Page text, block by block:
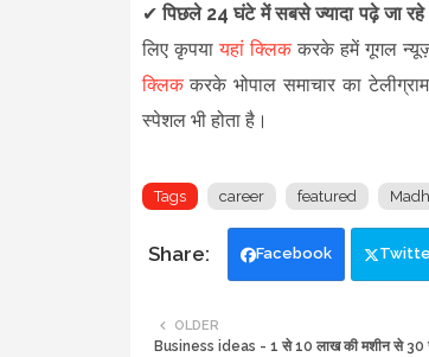
✔ पिछले 24 घंटे में सबसे ज्यादा पढ़े जा
लिए कृपयायहां क्लिककरके हमें गूगल
क्लिककरके भोपाल समाचार का
स्पेशल भी होता है।
Tags career featured
Facebook
OLDER
Business ideas - 1 से 10 लाख की मशीन से 30 से